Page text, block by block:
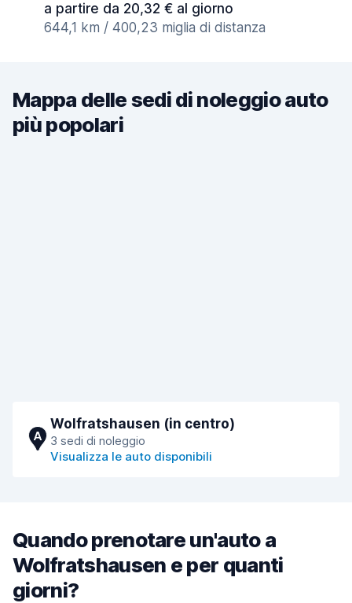
a partire da 20,32 € al giorno
644,1 km / 400,23 miglia di distanza
Mappa delle sedi di noleggio auto
più popolari
A
Wolfratshausen (in centro)
3 sedi di noleggio
Visualizza le auto disponibili
Quando prenotare un'auto a
Wolfratshausen e per quanti
giorni?